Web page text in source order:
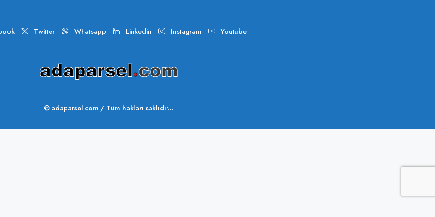
Twitter Whatsapp Linkedin Instagram Youtube
© adaparsel.com / Tüm hakları saklıdır...